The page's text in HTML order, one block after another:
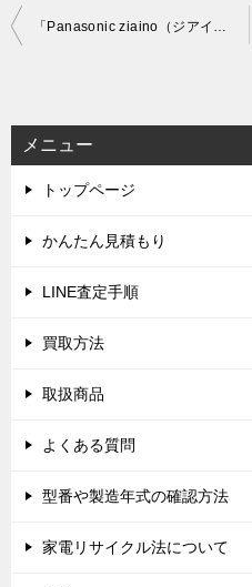
投
ビ
ゲ
ー
シ
「Panasonic ziaino（ジアイーノ） 次亜塩素酸 空間除菌脱臭機 F-MC1000V」を大阪府高槻市で買取(8月4日)
メニュー
トップページ
かんたん見積もり
LINE査定手順
買取方法
取扱商品
よくある質問
型番や製造年式の確認方法
家電リサイクル法について